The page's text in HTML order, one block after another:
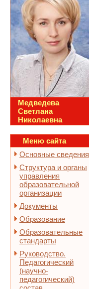
Медведева
Светлана
Николаевна
Меню сайта
Основные сведения
Структура и органы
управления
образовательной
организации
Документы
Образование
Образовательные
стандарты
Руководство.
Педагогический
(научно-
педагогический)